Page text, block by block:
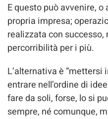
E questo può avvenire,
propria impresa;
realizzata con
percorribilità per i più.
L’alternativa è “mettersi
entrare nell’ordine di
fare da soli, forse, lo si
sempre, né comunque,